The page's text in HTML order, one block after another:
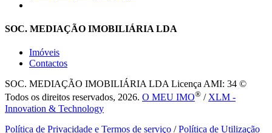
SOC. MEDIAÇÃO IMOBILIÁRIA LDA
Imóveis
Contactos
SOC. MEDIAÇÃO IMOBILIÁRIA LDA Licença AMI: 34 ©
Todos os direitos reservados, 2026. O MEU IMO® /XLM -
Innovation & Technology
Política de Privacidade e Termos de serviço /Política de Utilização